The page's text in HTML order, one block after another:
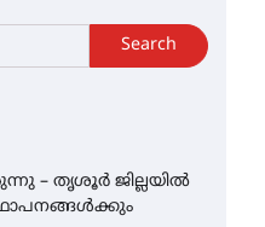
Search
– തൃശൂർ ജില്ലയിൽ